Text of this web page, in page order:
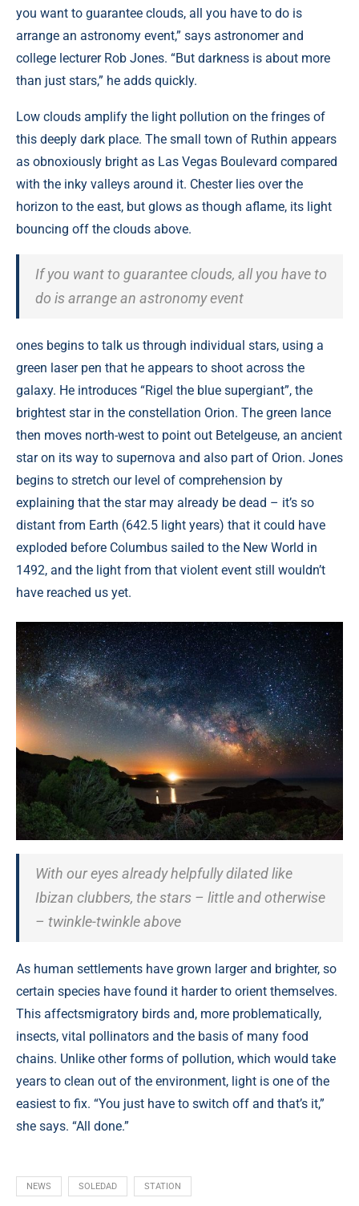
you want to guarantee clouds, all you have to do is
arrange an astronomy event,” says astronomer and
college lecturer Rob Jones. “But darkness is about more
than just stars,” he adds quickly.
Low clouds amplify the light pollution on the fringes of
this deeply dark place. The small town of Ruthin appears
as obnoxiously bright as Las Vegas Boulevard compared
with the inky valleys around it. Chester lies over the
horizon to the east, but glows as though aflame, its light
bouncing off the clouds above.
If you want to guarantee clouds, all you have to
do is arrange an astronomy event
ones begins to talk us through individual stars, using a
green laser pen that he appears to shoot across the
galaxy. He introduces “Rigel the blue supergiant”, the
brightest star in the constellation Orion. The green lance
then moves north-west to point out Betelgeuse, an ancient
star on its way to supernova and also part of Orion. Jones
begins to stretch our level of comprehension by
explaining that the star may already be dead – it’s so
distant from Earth (642.5 light years) that it could have
exploded before Columbus sailed to the New World in
1492, and the light from that violent event still wouldn’t
have reached us yet.
With our eyes already helpfully dilated like
Ibizan clubbers, the stars – little and otherwise
– twinkle-twinkle above
As human settlements have grown larger and brighter, so
certain species have found it harder to orient themselves.
This affectsmigratory birds and, more problematically,
insects, vital pollinators and the basis of many food
chains. Unlike other forms of pollution, which would take
years to clean out of the environment, light is one of the
easiest to fix. “You just have to switch off and that’s it,”
she says. “All done.”
NEWS SOLEDAD STATION